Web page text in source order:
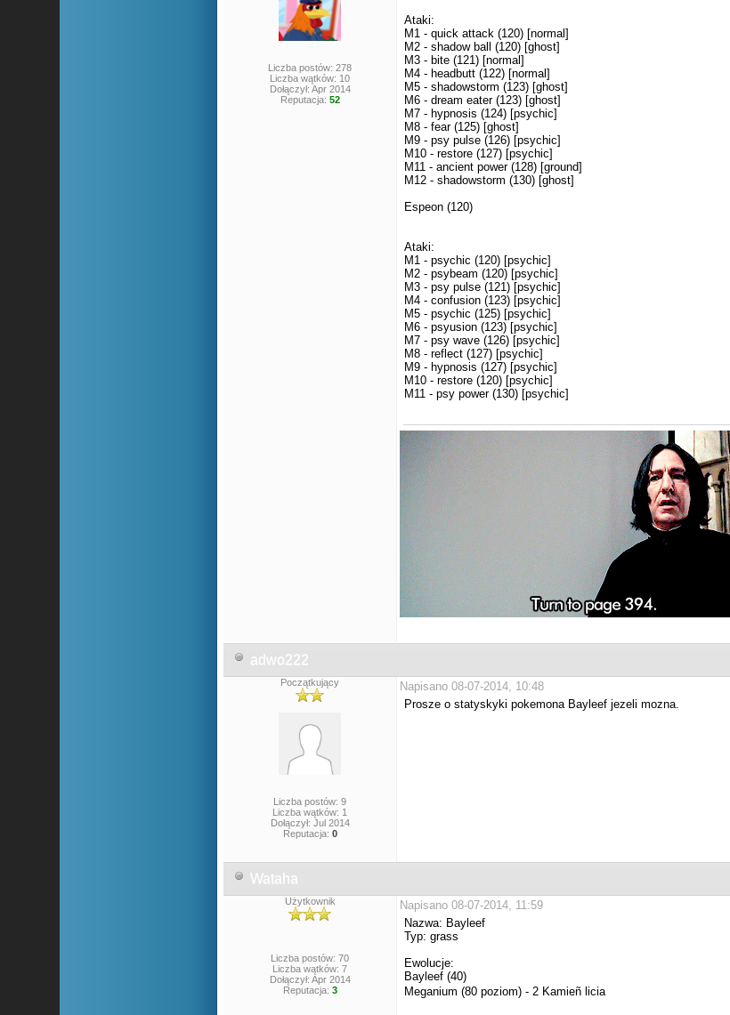
Liczba postów: 278
Liczba wątków: 10
Dołączył: Apr 2014
Reputacja: 52
Ataki:
M1 - quick attack (120) [normal]
M2 - shadow ball (120) [ghost]
M3 - bite (121) [normal]
M4 - headbutt (122) [normal]
M5 - shadowstorm (123) [ghost]
M6 - dream eater (123) [ghost]
M7 - hypnosis (124) [psychic]
M8 - fear (125) [ghost]
M9 - psy pulse (126) [psychic]
M10 - restore (127) [psychic]
M11 - ancient power (128) [ground]
M12 - shadowstorm (130) [ghost]
Espeon (120)
Ataki:
M1 - psychic (120) [psychic]
M2 - psybeam (120) [psychic]
M3 - psy pulse (121) [psychic]
M4 - confusion (123) [psychic]
M5 - psychic (125) [psychic]
M6 - psyusion (123) [psychic]
M7 - psy wave (126) [psychic]
M8 - reflect (127) [psychic]
M9 - hypnosis (127) [psychic]
M10 - restore (120) [psychic]
M11 - psy power (130) [psychic]
adwo222
Początkujący
Liczba postów: 9
Liczba wątków: 1
Dołączył: Jul 2014
Reputacja: 0
Napisano 08-07-2014, 10:48
Prosze o statyskyki pokemona Bayleef jezeli mozna.
Wataha
Użytkownik
Liczba postów: 70
Liczba wątków: 7
Dołączył: Apr 2014
Reputacja: 3
Napisano 08-07-2014, 11:59
Nazwa: Bayleef
Typ: grass
Ewolucje:
Bayleef (40)
Meganium (80 poziom) - 2 Kamieñ licia